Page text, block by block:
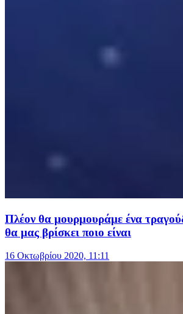
Πλέον θα μουρμουράμε ένα
θα μας βρίσκει ποιο είναι
16 Οκτωβρίου 2020, 11:11